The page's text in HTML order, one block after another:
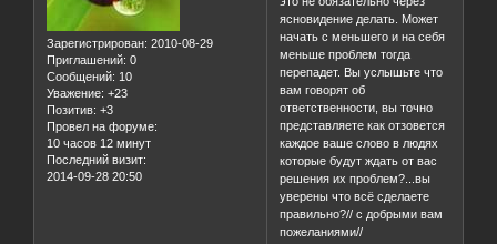
Зарегистрирован: 2010-08-29
Приглашений: 0
Сообщений: 10
Уважение: +23
Позитив: +3
Провел на форуме:
10 часов 12 минут
Последний визит:
2014-09-28 20:50
ясновидение делать. Может
начать с меньшего и на себя
меньше проблем тогда
перепадет. Вы услышьте что
вам говорят об
ответственности, вы точно
представляете как отзовется
каждое ваше слово в людях
которые будут ждать от вас
решения их проблем?...вы
уверены что всё сделаете
правильно?// с добрыми вам
пожеланиями//